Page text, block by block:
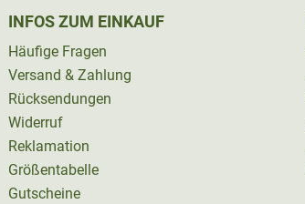
INFOS ZUM EINKAUF
Häufige Fragen
Versand & Zahlung
Rücksendungen
Widerruf
Reklamation
Größentabelle
Gutscheine